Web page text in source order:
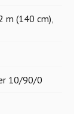
m (140 cm),
10/90/0